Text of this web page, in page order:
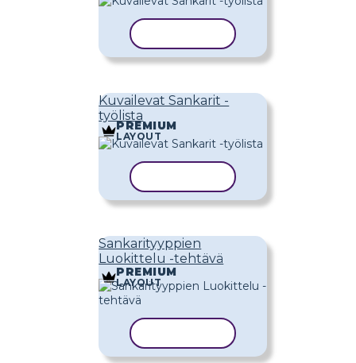
Kuvailevat Sankarit -
työlista
PREMIUM
LAYOUT
Sankarityyppien
Luokittelu -tehtävä
PREMIUM
LAYOUT